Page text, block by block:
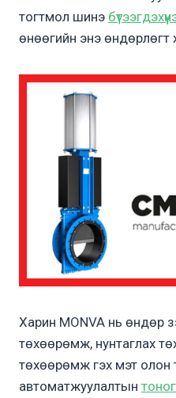
тогтмол шинэ
өнөөгийн энэ өндөрлөгт
Харин MONVA нь өндөр
төхөөрөмж, нунтаглах
төхөөрөмж гэх мэт олон
автоматжуулалтын